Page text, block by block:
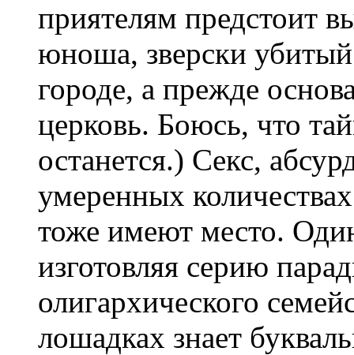
приятелям предстоит
юноша, зверски
городе, а прежде
церковь. Боюсь, что
останется.) Секс,
умеренных
тоже имеют место.
изготовляя серию
олигархического
лошадках знает